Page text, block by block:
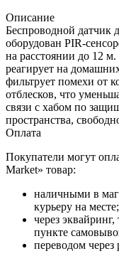
Описание
Беспроводной датчик
оборудован PIR-
на расстоянии до 12 м.
реагирует на
фильтрует помехи от
отблесков, что
связи с хабом по
пространства,
Оплата
Покупатели могут
Market» товар:
наличными в
курьеру на месте;
через
пункте
переводом через